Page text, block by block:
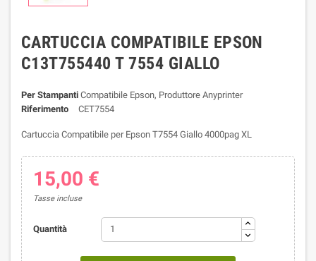
CARTUCCIA COMPATIBILE EPSON
C13T755440 T 7554 GIALLO
Per Stampanti Compatibile Epson, Produttore Anyprinter
Riferimento
CET7554
Cartuccia Compatibile per Epson T7554 Giallo 4000pag XL
15,00 €
Tasse incluse
Quantità